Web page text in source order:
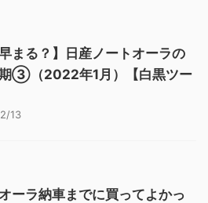
早まる？】日産ノートオーラの
③（2022年1月）【白黒ツー
13
ーラ納車までに買ってよかっ